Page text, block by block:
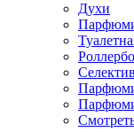
Духи